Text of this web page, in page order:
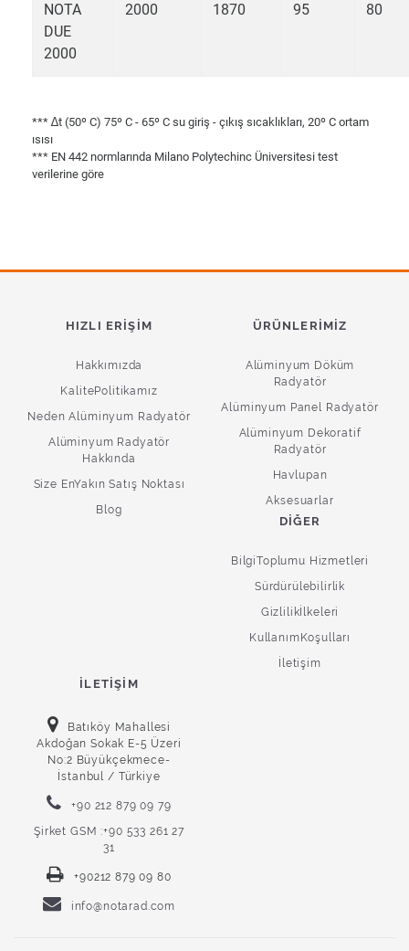
NOTA
DUE
2000
2000 1870 95 80
*** ∆t (50º C) 75º C - 65º C su giriş - çıkış sıcaklıkları, 20º C ortam
ısısı
*** EN 442 normlarında Milano Polytechinc Üniversitesi test
verilerine göre
HIZLI ERIŞIM
Hakkımızda
KalitePolitikamız
Neden Alüminyum Radyatör
Alüminyum Radyatör
Hakkında
Size EnYakın Satış Noktası
Blog
ÜRÜNLERIMIZ
Alüminyum Döküm
Radyatör
Alüminyum Panel Radyatör
Alüminyum Dekoratif
Radyatör
Havlupan
Aksesuarlar
DIĞER
BilgiToplumu Hizmetleri
Sürdürülebilirlik
Gizlilikİlkeleri
KullanımKoşulları
İletişim
İLETIŞIM
Batıköy Mahallesi
Akdoğan Sokak E-5 Üzeri
No:2 Büyükçekmece-
İstanbul / Türkiye
+90 212 879 09 79
Şirket GSM :+90 533 261 27
31
+90212 879 09 80
info@notarad.com